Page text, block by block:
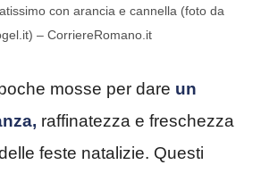
con arancia e cannella (foto da
– CorriereRomano.it
mosse per dare un
raffinatezza e freschezza
feste natalizie. Questi